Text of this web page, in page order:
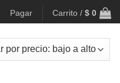
Pagar Carrito / $ 0